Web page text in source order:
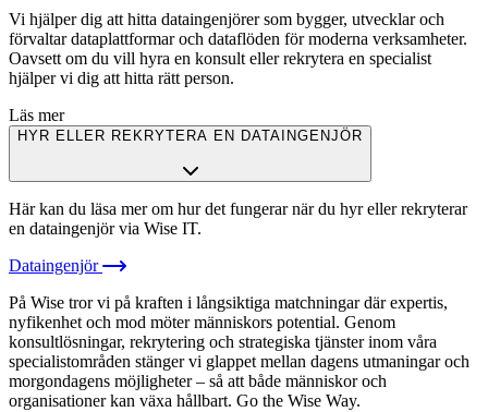
Vi hjälper dig att hitta dataingenjörer som bygger, utvecklar och
förvaltar dataplattformar och dataflöden för moderna verksamheter.
Oavsett om du vill hyra en konsult eller rekrytera en specialist
hjälper vi dig att hitta rätt person.
Läs mer
HYR ELLER REKRYTERA EN DATAINGENJÖR
Här kan du läsa mer om hur det fungerar när du hyr eller rekryterar
en dataingenjör via Wise IT.
Dataingenjör
På Wise tror vi på kraften i långsiktiga matchningar där expertis,
nyfikenhet och mod möter människors potential. Genom
konsultlösningar, rekrytering och strategiska tjänster inom våra
specialistområden stänger vi glappet mellan dagens utmaningar och
morgondagens möjligheter – så att både människor och
organisationer kan växa hållbart. Go the Wise Way.